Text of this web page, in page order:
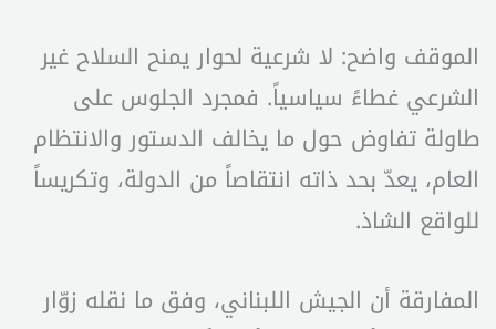
الموقف واضح: لا شرعية لحوار يمنح السلاح غير
الشرعي غطاءً سياسياً. فمجرد الجلوس على
طاولة تفاوض حول ما يخالف الدستور والانتظام
العام، يعدّ بحد ذاته انتقاصاً من الدولة، وتكريساً
للواقع الشاذ.
المفارقة أن الجيش اللبناني، وفق ما نقله زوّار